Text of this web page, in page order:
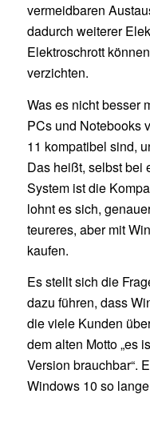
vermeidbaren
dadurch weiterer
Elektroschrott
verzichten.
Was es nicht besser
PCs und Notebooks
11 kompatibel sind,
Das heißt, selbst bei
System ist die
lohnt es sich,
teureres, aber mit
kaufen.
Es stellt sich die
dazu führen, dass
die viele Kunden
dem alten Motto „es
Version brauchbar“.
Windows 10 so